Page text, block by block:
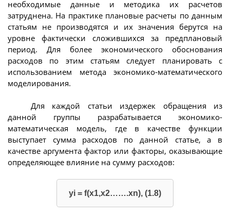
необходимые данные и методика их расчетов
затруднена. На практике плановые расчеты по данным
статьям не производятся и их значения берутся на
уровне фактически сложившихся за предплановый
период. Для более экономического обоснования
расходов по этим статьям следует планировать с
использованием метода экономико-математического
моделирования.
Для каждой статьи издержек обращения из
данной группы разрабатывается экономико-
математическая модель, где в качестве функции
выступает сумма расходов по данной статье, а в
качестве аргумента фактор или факторы, оказывающие
определяющее влияние на сумму расходов:
yi = f(x1,x2…….xn), (1.8)